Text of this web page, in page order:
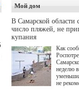
Волкова
проекта
где
вверх и
Мой дом
В Самарской области
число пляжей, не
купания
Как
неделю
не